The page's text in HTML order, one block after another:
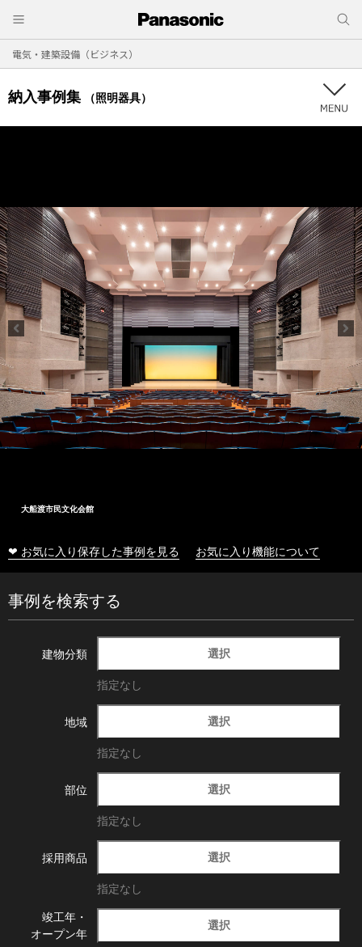
電気・建築設備（ビジネス）
納入事例集 （照明器具）
大船渡市民文化会館
❤ お気に入り保存した事例を見る お気に入り機能について
事例を検索する
建物分類 選択
指定なし
地域 選択
指定なし
部位 選択
指定なし
採用商品 選択
指定なし
竣工年・
オープン年
選択